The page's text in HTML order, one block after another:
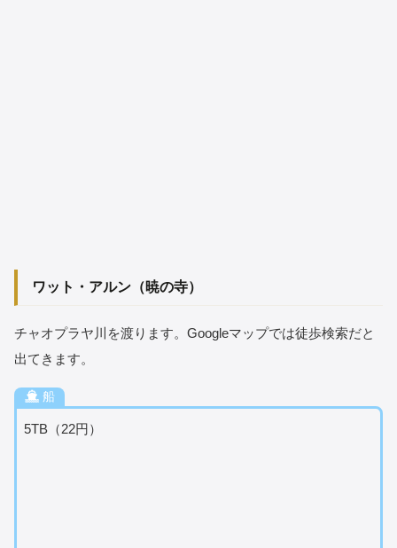
ワット・アルン（暁の寺）
チャオプラヤ川を渡ります。Googleマップでは徒歩検索だと
出てきます。
船
5TB（22円）